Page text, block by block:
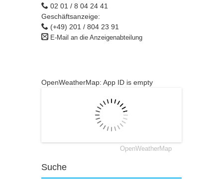
02 01 / 8 04 24 41
Geschäftsanzeige:
(+49) 201 / 804 23 91
E-Mail an die Anzeigenabteilung
OpenWeatherMap: App ID is empty
OpenWeatherMap
Suche